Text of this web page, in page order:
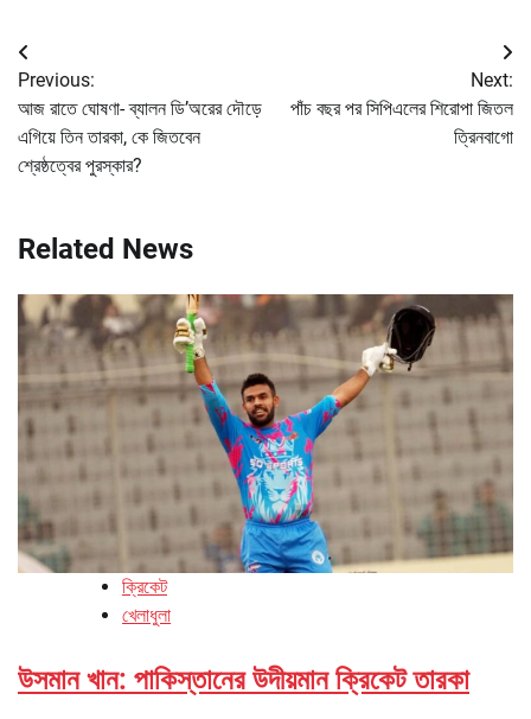
Post
navigation
Previous:
আজ রাতে ঘোষণা- ব্যালন ডি’অরের দৌড়ে
এগিয়ে তিন তারকা, কে জিতবেন
শ্রেষ্ঠত্বের পুরস্কার?
Next:
পাঁচ বছর পর সিপিএলের শিরোপা জিতল
ত্রিনবাগো
Related News
ক্রিকেট
খেলাধুলা
উসমান খান: পাকিস্তানের উদীয়মান ক্রিকেট তারকা